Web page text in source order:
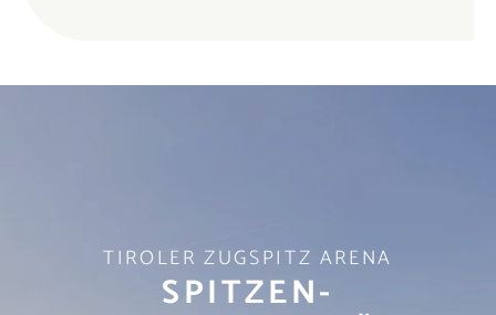
TIROLER ZUGSPITZ ARENA
SPITZEN-